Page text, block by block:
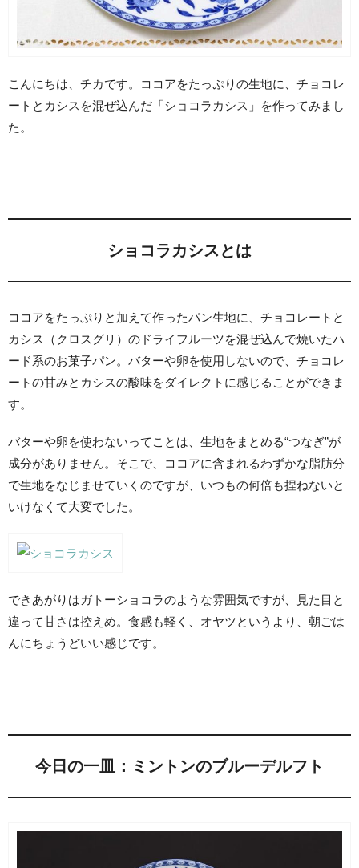
こんにちは、チカです。ココアをたっぷりの生地に、チョコレ
ートとカシスを混ぜ込んだ「ショコラカシス」を作ってみまし
た。
ショコラカシスとは
ココアをたっぷりと加えて作ったパン生地に、チョコレートと
カシス（クロスグリ）のドライフルーツを混ぜ込んで焼いたハ
ード系のお菓子パン。バターや卵を使用しないので、チョコレ
ートの甘みとカシスの酸味をダイレクトに感じることができま
す。
バターや卵を使わないってことは、生地をまとめる“つなぎ”が
成分がありません。そこで、ココアに含まれるわずかな脂肪分
で生地をなじませていくのですが、いつもの何倍も捏ねないと
いけなくて大変でした。
できあがりはガトーショコラのような雰囲気ですが、見た目と
違って甘さは控えめ。食感も軽く、オヤツというより、朝ごは
んにちょうどいい感じです。
今日の一皿：ミントンのブルーデルフト